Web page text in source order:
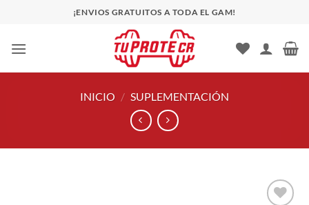
contenido
¡ENVIOS GRATUITOS A TODA EL GAM!
INICIO / SUPLEMENTACIÓN